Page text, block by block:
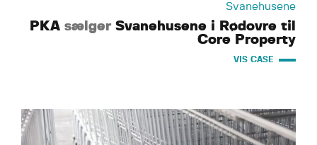
Svanehusene
PKA sælgerSvanehusene i Rødovre til
Core Property
VIS CASE